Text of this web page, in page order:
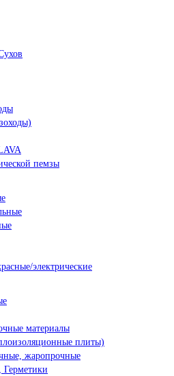
пемзы
электрические
материалы
плиты)
жаропрочные
Герметики